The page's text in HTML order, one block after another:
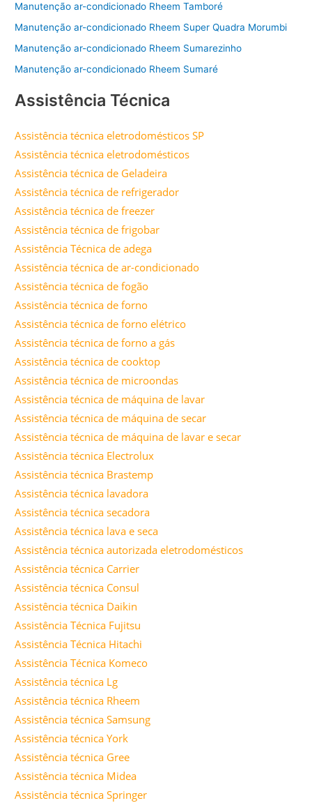
Manutenção ar-condicionado Rheem Tamboré
Manutenção ar-condicionado Rheem Super Quadra Morumbi
Manutenção ar-condicionado Rheem Sumarezinho
Manutenção ar-condicionado Rheem Sumaré
Assistência Técnica
Assistência técnica eletrodomésticos SP
Assistência técnica eletrodomésticos
Assistência técnica de Geladeira
Assistência técnica de refrigerador
Assistência técnica de freezer
Assistência técnica de frigobar
Assistência Técnica de adega
Assistência técnica de ar-condicionado
Assistência técnica de fogão
Assistência técnica de forno
Assistência técnica de forno elétrico
Assistência técnica de forno a gás
Assistência técnica de cooktop
Assistência técnica de microondas
Assistência técnica de máquina de lavar
Assistência técnica de máquina de secar
Assistência técnica de máquina de lavar e secar
Assistência técnica Electrolux
Assistência técnica Brastemp
Assistência técnica lavadora
Assistência técnica secadora
Assistência técnica lava e seca
Assistência técnica autorizada eletrodomésticos
Assistência técnica Carrier
Assistência técnica Consul
Assistência técnica Daikin
Assistência Técnica Fujitsu
Assistência Técnica Hitachi
Assistência Técnica Komeco
Assistência técnica Lg
Assistência técnica Rheem
Assistência técnica Samsung
Assistência técnica York
Assistência técnica Gree
Assistência técnica Midea
Assistência técnica Springer